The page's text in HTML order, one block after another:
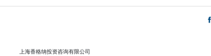
上海香格纳投资咨询有限公司